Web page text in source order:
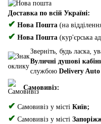
Доставка по всій Україні:
✔ Нова Пошта (на
✔ Нова Пошта (кур'єрська
Зверніть, будь ласка,
Вуличні душові
службою Delivery Auto
Самовивіз:
✔ Самовивіз у місті Київ;
✔ Самовивіз у місті